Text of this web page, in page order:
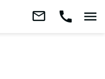
Заказать
mail_outline call menu